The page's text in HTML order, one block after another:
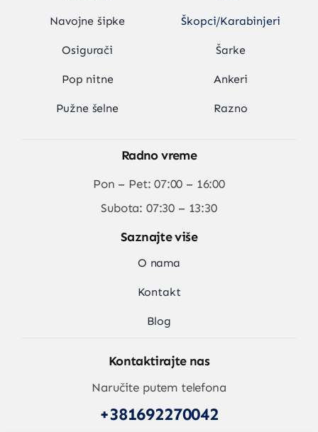
Navojne šipke
Osigurači
Pop nitne
Pužne šelne
Škopci/Karabinjeri
Šarke
Ankeri
Razno
Radno vreme
Pon – Pet: 07:00 – 16:00
Subota: 07:30 – 13:30
Saznajte više
O nama
Kontakt
Blog
Kontaktirajte nas
Naručite putem telefona
+381692270042